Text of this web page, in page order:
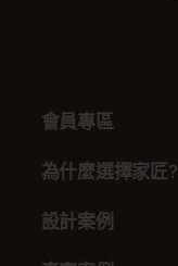
會員專區
為什麼選擇家匠?
設計案例